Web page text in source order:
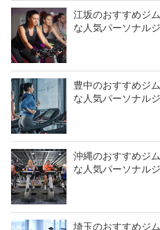
江坂のおすすめジ
な人気パーソナル
豊中のおすすめジ
な人気パーソナル
沖縄のおすすめジ
な人気パーソナル
埼玉のおすすめジ